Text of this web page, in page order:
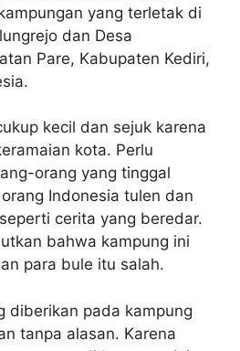
yang terletak di
dan Desa
Pare, Kabupaten Kediri,
kecil dan sejuk karena
kota. Perlu
orang yang tinggal
Indonesia tulen dan
cerita yang beredar.
bahwa kampung ini
para bule itu salah.
diberikan pada kampung
tanpa alasan. Karena